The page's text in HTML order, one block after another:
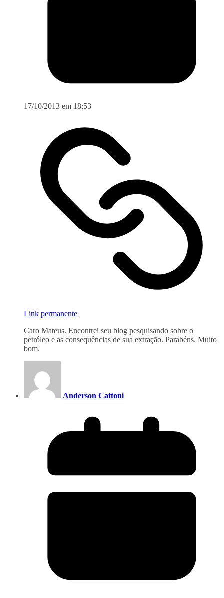
17/10/2013 em 18:53
Link permanente
Caro Mateus. Encontrei seu blog pesquisando sobre o
petróleo e as consequências de sua extração. Parabéns. Muito
bom.
Anderson Cattoni